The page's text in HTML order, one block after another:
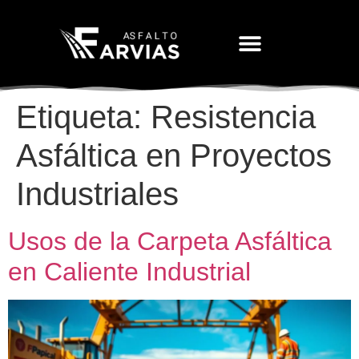
Etiqueta: Resistencia
Asfáltica en Proyectos
Industriales
Usos de la Carpeta Asfáltica
en Caliente Industrial